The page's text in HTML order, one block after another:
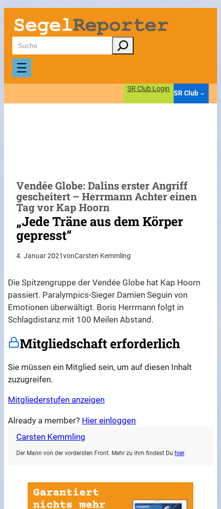
Zum
Inhalt
springen
Suchen
SR Club Login
SR Club
Vendée Globe: Dalins erster Angriff
gescheitert – Herrmann Achter einen
Tag vor Kap Hoorn
„Jede Träne aus dem Körper
gepresst“
4. Januar 2021vonCarsten Kemmling
Die Spitzengruppe der Vendée Globe hat Kap Hoorn
passiert. Paralympics-Sieger Damien Seguin von
Emotionen überwältigt. Boris Herrmann folgt in
Schlagdistanz mit 100 Meilen Abstand.
Mitgliedschaft erforderlich
Sie müssen ein Mitglied sein, um auf diesen Inhalt
zuzugreifen.
Mitgliederstufen anzeigen
Already a member? Hier einloggen
Carsten Kemmling
Der Mann von der vordersten Front. Mehr zu ihm findest Du hier.